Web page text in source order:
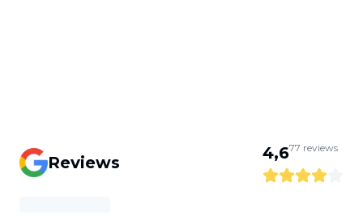
Reviews 4,677 reviews